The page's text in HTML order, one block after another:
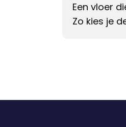
Een vloer
Zo kies je